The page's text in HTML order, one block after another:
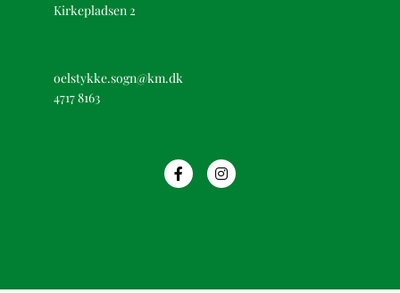
Kirkepladsen 2
oelstykke.sogn@km.dk
4717 8163